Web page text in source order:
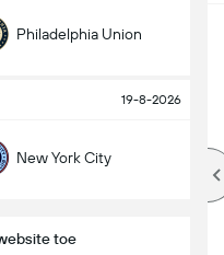
Philadelphia Union
19-8-2026
New York City
toe